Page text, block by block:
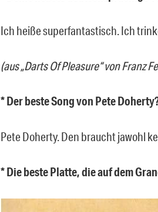
Ich heiße superfantastisch. Ich
(aus „Darts Of Pleasure“ von Franz
* Der beste Song von Pete
Pete Doherty. Den braucht jawohl
* Die beste Platte, die auf dem